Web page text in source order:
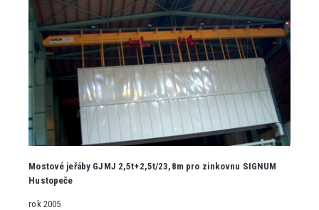
Mostové jeřáby GJMJ 2,5t+2,5t/23,8m pro zinkovnu SIGNUM
Hustopeče
rok 2005